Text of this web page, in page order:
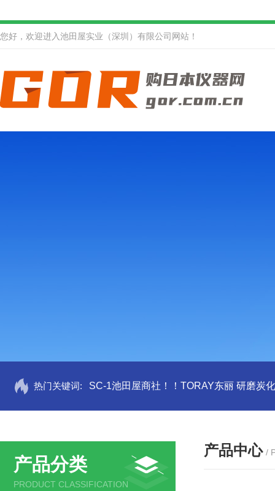
您好，欢迎进入池田屋实业（深圳）有限公司网站！
热门关键词: SC-1池田屋商社！！TORAY东丽 研磨炭
产品分类
PRODUCT CLASSIFICATION
产品中心 /